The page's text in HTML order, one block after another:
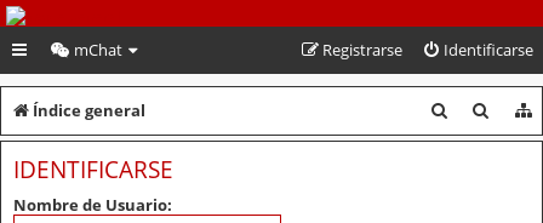
PeruVoley.com
mChat Identificarse
Registrarse
Índice general
u
u
IDENTIFICARSE
Nombre de Usuario: